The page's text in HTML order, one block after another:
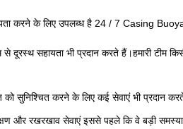
करने के लिए उपलब्ध है 24 / 7 Casing
से दूरस्थ सहायता भी प्रदान करते हैं।हमारी
सुनिश्चित करने के लिए कई सेवाएं भी प्रदान
और रखरखाव सेवाएं इससे पहले कि वे बड़ी